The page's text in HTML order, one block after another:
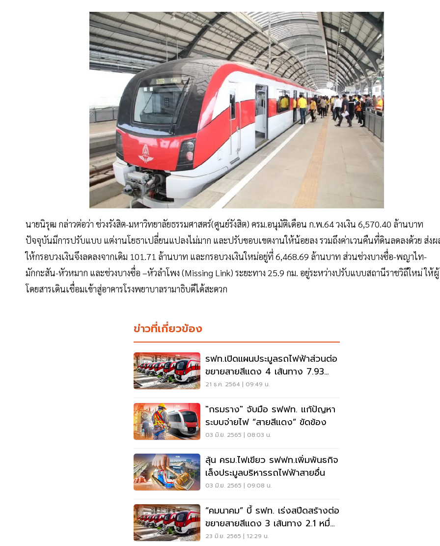
นายนิรุฒ กล่าวต่อว่า ช่วงรังสิต-มหาวิทยาลัยธรรมศาสตร์(ศูนย์รังสิต) ครม.อนุมัติเดือน ก.พ.64 วงเงิน 6,570.40 ล้านบาท
ปัจจุบันมีการปรับแบบ แต่งานโยธาเปลี่ยนแปลงไม่มาก และปรับขอบเขตงานให้น้อยลง รวมถึงค่าเวนคืนที่ดินลดลงด้วย ส่งผ
ให้กรอบวงเงินจึงลดลงจากเดิม 101.71 ล้านบาท และกรอบวงเงินใหม่อยู่ที่ 6,468.69 ล้านบาท ส่วนช่วงบางซื่อ-พญาไท-
มักกะสัน-หัวหมาก และช่วงบางซื่อ –หัวลำโพง (Missing Link) ระยะทาง 25.9 กม. อยู่ระหว่างปรับแบบสถานีราชวิถีใหม่ ให้ผู้
โดยสารเดินเชื่อมเข้าสู่อาคารโรงพยาบาลรามาธิบดีได้สะดวก
ข่าวที่เกี่ยวข้อง
รฟท.เปิดแผนประมูลรถไฟฟ้าส่วนต่อ
ขยายสายสีแดง 4 เส้นทาง 7.93
หมื่นล้าน
21 ธ.ค. 2564 | 09:49 น.
"กรมราง" จับมือ รฟฟท. แก้ปัญหา
ระบบจ่ายไฟ “สายสีแดง” ขัดข้อง
03 มิ.ย. 2565 | 08:03 น.
ลุ้น ครม.ไฟเขียว รฟฟท.เพิ่มพันธกิจ
เล็งประมูลบริหารรถไฟฟ้าสายอื่น
03 มิ.ย. 2565 | 09:08 น.
“คมนาคม” บี้ รฟท. เร่งสปีดสร้างต่อ
ขยายสายสีแดง 3 เส้นทาง 2.1 หมื่น
ล้าน
23 มิ.ย. 2565 | 12:29 น.